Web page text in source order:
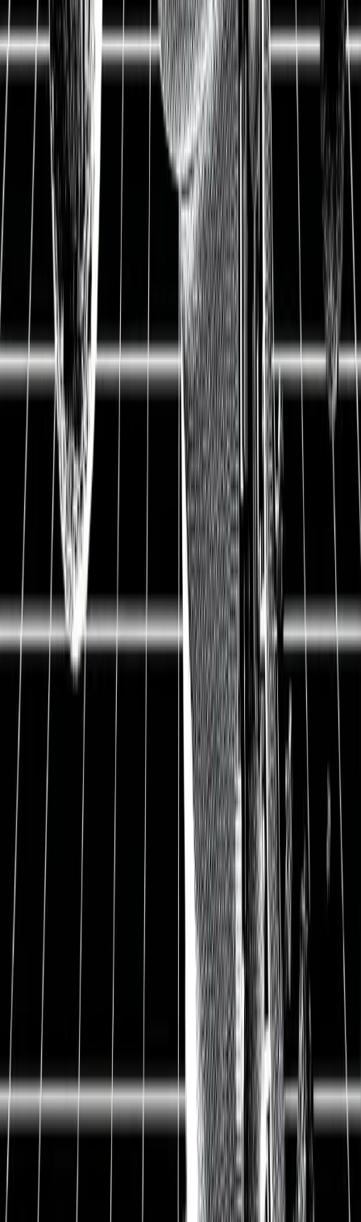
Aktienanalyse
Siemens Healthineers Update:
Weltmarktführer in der
Medizintechnik wird durch
Übernahme zum Radiologie-
Spezialisten
15.04.2021
▲ Siemens Healthineers ist Deutschlands wertvollster
Gesundheitskonzern. Das Unternehmen ist
Medizintechnikspezialist für den Bereich der
bildgebenden Medizin. Mit den Röntgen-,
Ultraschall-, CT- und MRT-Geräten des Unternehmens
werden jeden Tag Millionen Menschen untersucht und
die richtigen Diagnosen gestellt. Ein echtes High-
Tech-Produkt. Mindestens genauso spannend ist das
neue Potential, das sich Siemens Healthineers
eingekauft hat. Varian ist der weltweite Radiologie-
Experte. Die Maschinen werden genutzt, um gezielt
mit Strahlen zu behandeln. Ein Milliardenmarkt, der
ebenfalls stark am Wachsen ist. Die kombinierte Kraft
von Siemens Healthineers und Varian macht die Aktie
zu einem attraktiven Investment im Medizinbereich.
Siemens Healthineers Update
Hauptsitz
Erlangen, Deutschland
ISIN
DE000SHL1006
WKN
SHL100
Ticker-Symbol
SHL.DE
Kurs
47 EUR
Ausstehende Aktien
1.128 Mio.
Marktkapitalisierung
53,0 Mrd. EUR
Enterprise Value
57,9 Mrd. EUR
Nettoverschuldung
4,9 Mrd. EUR
Bruttomarge
38,6 %
EBIT-Marge
13,7 %
Gewinnmarge
9,8 %
Free Cash Flow-Rendite
3,3 %
Dividendenrendite
Datum
14.04.2021